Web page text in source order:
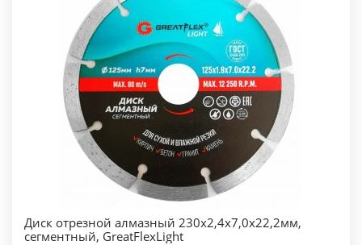
Диск отрезной алмазный 230х2,4х7,0х22,2мм,
сегментный, GreatFlexLight